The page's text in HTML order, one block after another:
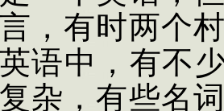
，有时两个
语中，有不
杂，有些名